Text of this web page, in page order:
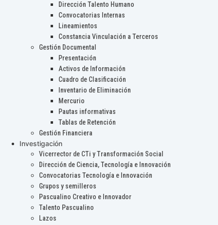
Dirección Talento Humano
Convocatorias Internas
Lineamientos
Constancia Vinculación a Terceros
Gestión Documental
Presentación
Activos de Información
Cuadro de Clasificación
Inventario de Eliminación
Mercurio
Pautas informativas
Tablas de Retención
Gestión Financiera
Investigación
Vicerrector de CTi y Transformación Social
Dirección de Ciencia, Tecnología e Innovación
Convocatorias Tecnología e Innovación
Grupos y semilleros
Pascualino Creativo e Innovador
Talento Pascualino
Lazos